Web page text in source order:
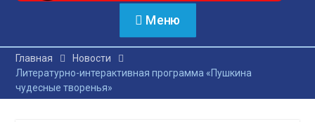
Меню
Главная
Новости
Литературно-интерактивная программа «Пушкина
чудесные творенья»